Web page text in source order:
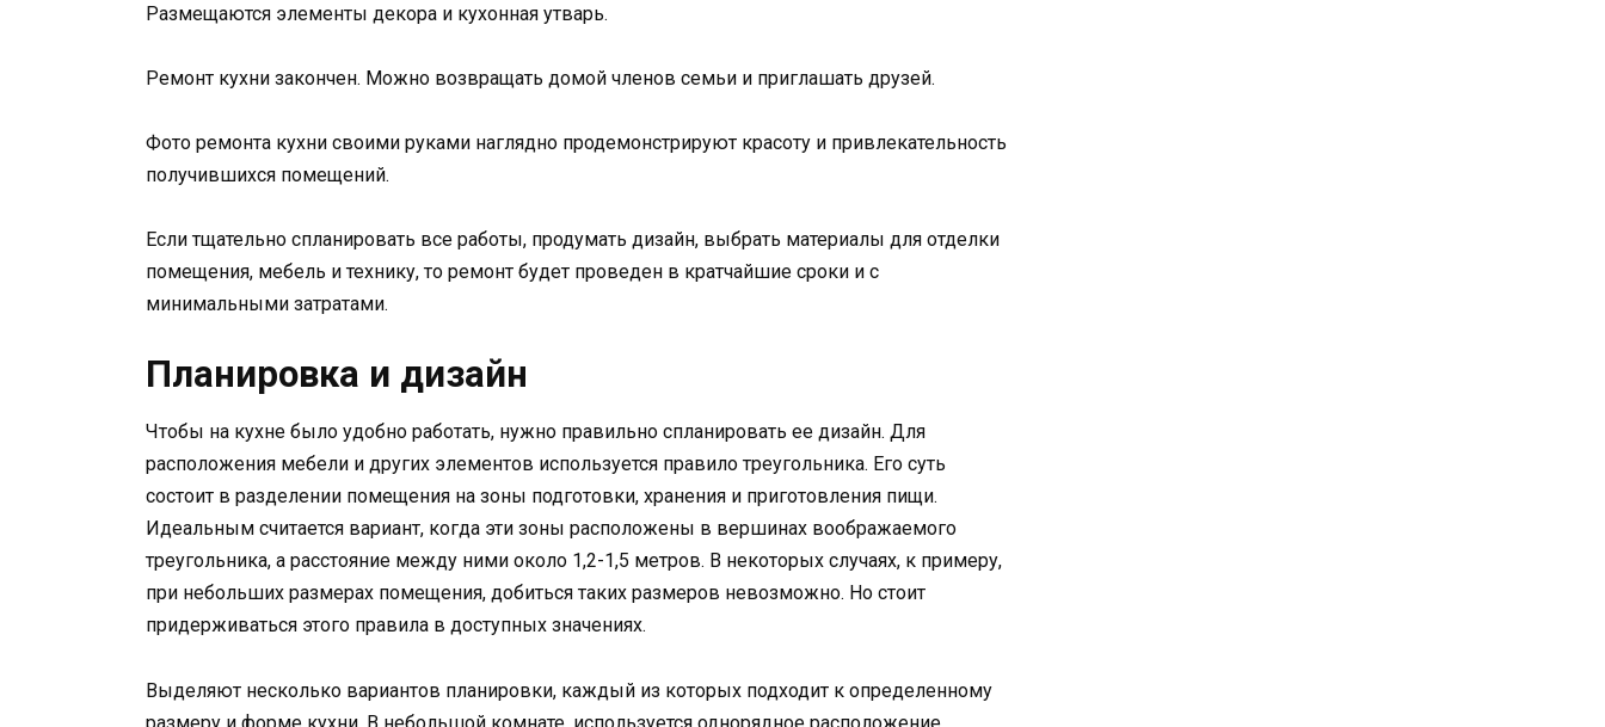
Размещаются элементы декора и кухонная утварь.
Ремонт кухни закончен. Можно возвращать домой членов семьи и приглашать друзей.
Фото ремонта кухни своими руками наглядно продемонстрируют красоту и привлекательность
получившихся помещений.
Если тщательно спланировать все работы, продумать дизайн, выбрать материалы для отделки
помещения, мебель и технику, то ремонт будет проведен в кратчайшие сроки и с
минимальными затратами.
Планировка и дизайн
Чтобы на кухне было удобно работать, нужно правильно спланировать ее дизайн. Для
расположения мебели и других элементов используется правило треугольника. Его суть
состоит в разделении помещения на зоны подготовки, хранения и приготовления пищи.
Идеальным считается вариант, когда эти зоны расположены в вершинах воображаемого
треугольника, а расстояние между ними около 1,2-1,5 метров. В некоторых случаях, к примеру,
при небольших размерах помещения, добиться таких размеров невозможно. Но стоит
придерживаться этого правила в доступных значениях.
Выделяют несколько вариантов планировки, каждый из которых подходит к определенному
размеру и форме кухни. В небольшой комнате, используется однорядное расположение